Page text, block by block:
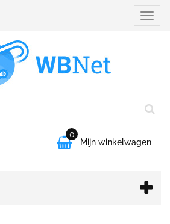

0
Mijn winkelwagen